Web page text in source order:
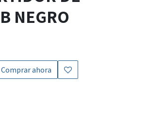
NEGRO
Comprar ahora